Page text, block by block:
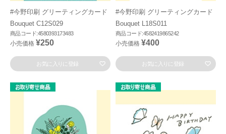
#今野印刷 グリーティングカード
Bouquet C12S029
商品コード:4580393173483
小売価格 ¥250
お気に入りに登録
#今野印刷 グリーティングカード
Bouquet L18S011
商品コード:4582419865242
小売価格 ¥400
お気に入りに登録